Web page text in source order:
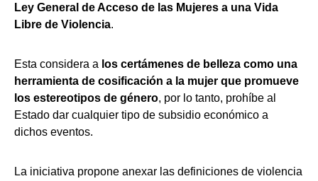
Ley General de Acceso de las Mujeres a una Vida
Libre de Violencia.
Esta considera a los certámenes de belleza como una
herramienta de cosificación a la mujer que promueve
los estereotipos de género, por lo tanto, prohíbe al
Estado dar cualquier tipo de subsidio económico a
dichos eventos.
La iniciativa propone anexar las definiciones de violencia